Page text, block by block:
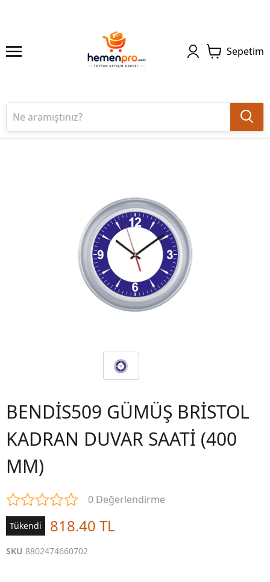
Sepetim
BENDİS509 GÜMÜŞ BRİSTOL
KADRAN DUVAR SAATİ (400
MM)
0 Değerlendirme
Tükendi 818.40 TL
SKU 8802474660702